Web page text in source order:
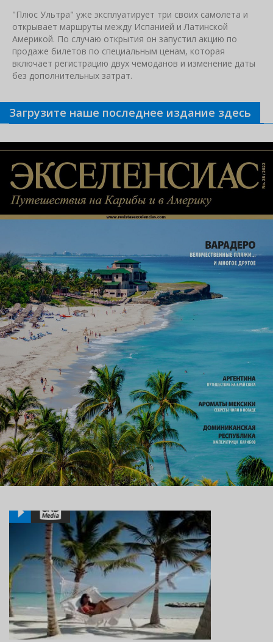
"Плюс Ультра" уже эксплуатирует три своих самолета и
открывает маршруты между Испанией и Латинской
Америкой. По случаю открытия он запустил акцию по
продаже билетов по специальным ценам, которая
включает регистрацию двух чемоданов и изменение даты
без дополнительных затрат.
Связанные новости
Загрузите наше последнее издание здесь